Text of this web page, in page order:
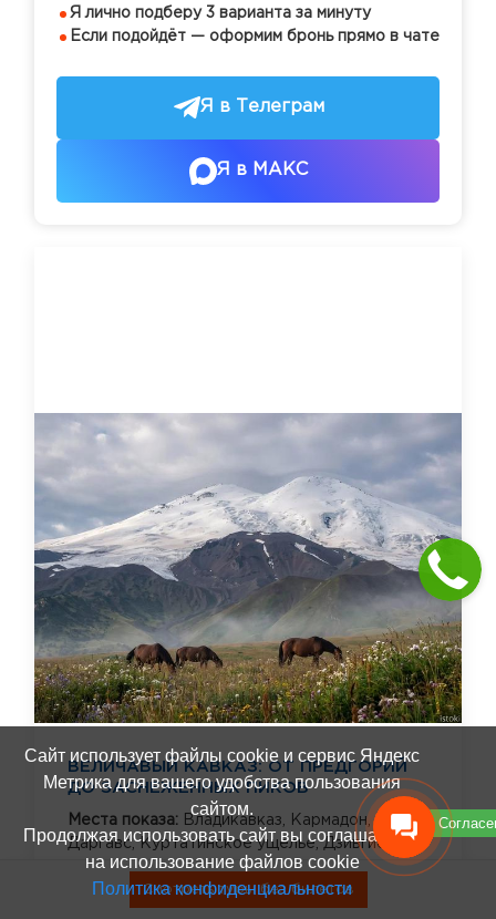
Я лично подберу 3 варианта за минуту
Если подойдёт — оформим бронь прямо в чате
Я в Телеграм
Я в МАКС
ВЕЛИЧАВЫЙ КАВКАЗ: ОТ ПРЕДГОРИЙ
ДО ЗАСНЕЖЕННЫХ ПИКОВ
Места показа: Владикавказ,
Кармадон,
Даргавс,Куртатинское ущелье,Дзивгис,
Аргунское ущелье,Грозный,Цейское
ущелье,Сказский ледник,Мамисонское
Смотреть туры без билетов
Сайт использует файлы cookie и сервис Яндекс
Метрика для вашего удобства пользования
сайтом.
Продолжая использовать сайт вы соглашаетесь
на использование файлов cookie
Политика конфиденциальности